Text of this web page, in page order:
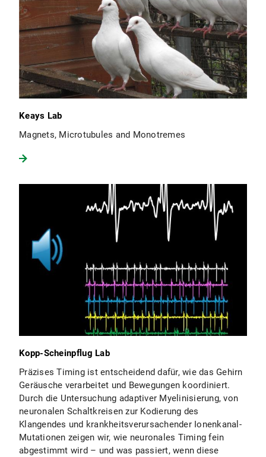
Keays Lab
Magnets, Microtubules and Monotremes
Kopp-Scheinpflug Lab
Präzises Timing ist entscheidend dafür, wie das Gehirn
Geräusche verarbeitet und Bewegungen koordiniert.
Durch die Untersuchung adaptiver Myelinisierung, von
neuronalen Schaltkreisen zur Kodierung des
Klangendes und krankheitsverursachender Ionenkanal-
Mutationen zeigen wir, wie neuronales Timing fein
abgestimmt wird – und was passiert, wenn diese